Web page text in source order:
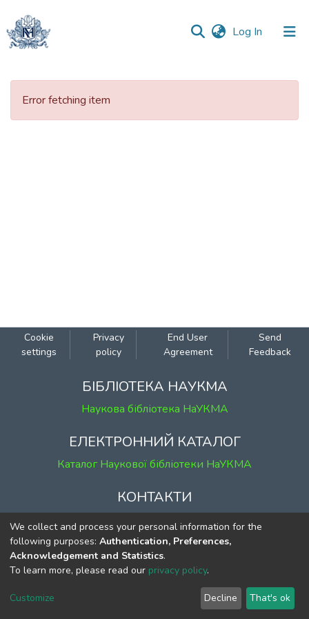
Log In (current)
Communities
Error fetching item
Cookie
settings
Privacy
policy
End User
Agreement
Send
Feedback
БІБЛІОТЕКА НАУКМА
Наукова бібліотека НаУКМА
ЕЛЕКТРОННИЙ КАТАЛОГ
Каталог Наукової бібліотеки НаУКМА
КОНТАКТИ
м. Київ, вул. Григорія Сковороди, 2
к. 1, к. 120
тел. (044) 463-69-31
ekmair@ukma.edu.ua
We collect and process your personal information for the
following purposes: Authentication, Preferences,
Acknowledgement and Statistics.
To learn more, please read our privacy policy.
Customize Decline That's ok